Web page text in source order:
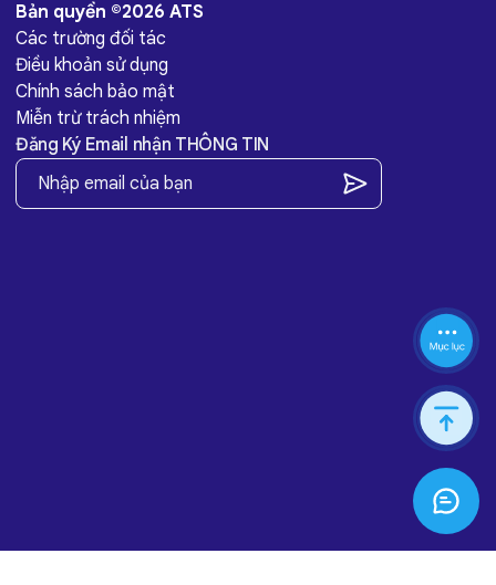
Bản quyền ©2026 ATS
Các trường đối tác
Điều khoản sử dụng
Chính sách bảo mật
Miễn trừ trách nhiệm
Đăng Ký Email nhận THÔNG TIN